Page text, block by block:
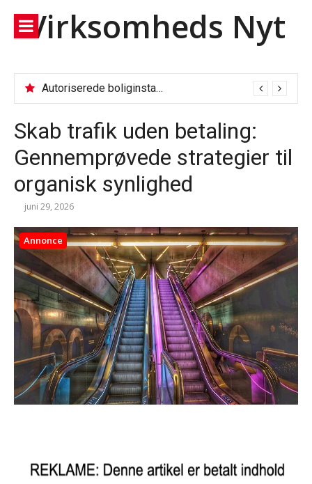
indholdVirksomheds Nyt
Autoriserede boliginstallationer: Fjernvarmeservice, VVS og el-tjek
Skab trafik uden betaling:
Gennemprøvede strategier til
organisk synlighed
juni 29, 2026
Annonce